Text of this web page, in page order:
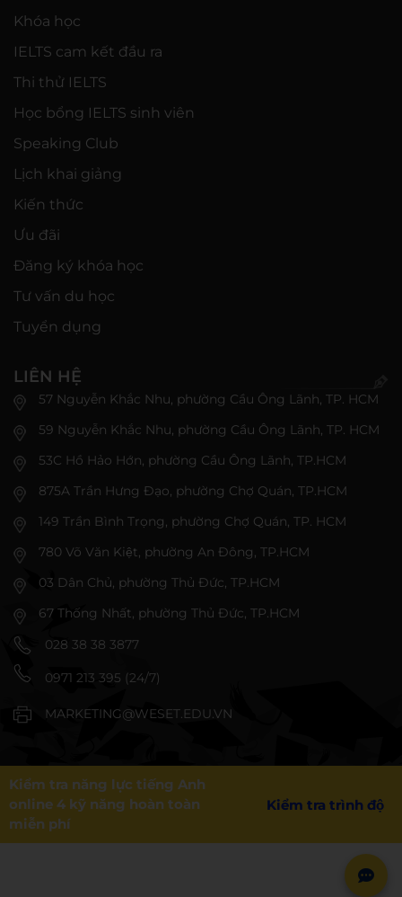
Khóa học
IELTS cam kết đầu ra
Thi thử IELTS
Học bổng IELTS sinh viên
Speaking Club
Lịch khai giảng
Kiến thức
Ưu đãi
Đăng ký khóa học
Tư vấn du học
Tuyển dụng
LIÊN HỆ
57 Nguyễn Khắc Nhu, phường Cầu Ông Lãnh, TP. HCM
59 Nguyễn Khắc Nhu, phường Cầu Ông Lãnh, TP. HCM
53C Hồ Hảo Hớn, phường Cầu Ông Lãnh, TP.HCM
875A Trần Hưng Đạo, phường Chợ Quán, TP.HCM
149 Trần Bình Trọng, phường Chợ Quán, TP. HCM
780 Võ Văn Kiệt, phường An Đông, TP.HCM
03 Dân Chủ, phường Thủ Đức, TP.HCM
67 Thống Nhất, phường Thủ Đức, TP.HCM
028 38 38 3877
0971 213 395 (24/7)
MARKETING@WESET.EDU.VN
Kiểm tra năng lực tiếng Anh
online 4 kỹ năng hoàn toàn
miễn phí
Kiểm tra trình độ